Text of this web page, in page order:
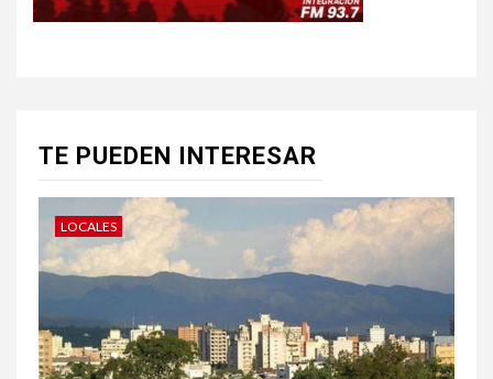
TE PUEDEN INTERESAR
LOCALES